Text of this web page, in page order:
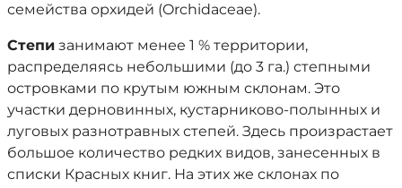
семейства орхидей (Orchidaceae).
Степи занимают менее 1 % территории,
распределяясь небольшими (до 3 га.) степными
островками по крутым южным склонам. Это
участки дерновинных, кустарниково-полынных и
луговых разнотравных степей. Здесь произрастает
большое количество редких видов, занесенных в
списки Красных книг. На этих же склонах по